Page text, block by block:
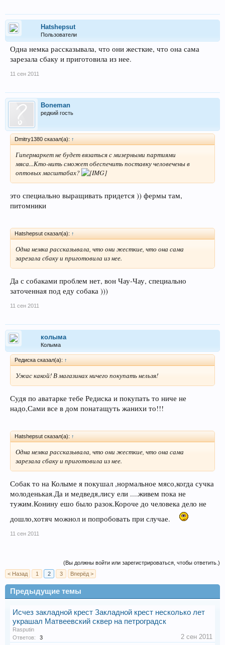
Hatshepsut
Пользователи
Одна немка рассказывала, что они жесткие, что она сама
зарезала сбаку и приготовила из нее.
11 сен 2011
Boneman
редкий гость
Dmitry1380 сказал(а): ↑
Гипермаркет не будет вязаться с мизерными партиями
мяса...Кто-нить сможет обеспечить поставку человечены в
оптовых масштабах?
это специально выращивать придется )) фермы там,
питомники
Hatshepsut сказал(а): ↑
Одна немка рассказывала, что они жесткие, что она сама
зарезала сбаку и приготовила из нее.
Да с собаками проблем нет, вон Чау-Чау, специально
заточенная под еду собака )))
11 сен 2011
колыма
Колыма
Редиска сказал(а): ↑
Ужас какой! В магазинах ничего покупать нельзя!
Судя по аватарке тебе Редиска и покупать то ниче не
надо,Сами все в дом понатащуть жанихи то!!!
Hatshepsut сказал(а): ↑
Одна немка рассказывала, что они жесткие, что она сама
зарезала сбаку и приготовила из нее.
Собак то на Колыме я покушал ,нормальное мясо,когда сучка
молоденькая.Да и медведя,лису ели ....живем пока не
тужим.Конину ешо было разок.Короче до человека дело не
дошло,хотяч можнол и попробовать при случае.
11 сен 2011
(Вы должны войти или зарегистрироваться, чтобы ответить.)
< Назад
1 2 3 Вперёд >
Предыдущие темы
Исчез закладной крест Закладной крест несколько лет
украшал Матвеевский сквер на петроградск
Rasputin
Ответов:
3 2 сен 2011